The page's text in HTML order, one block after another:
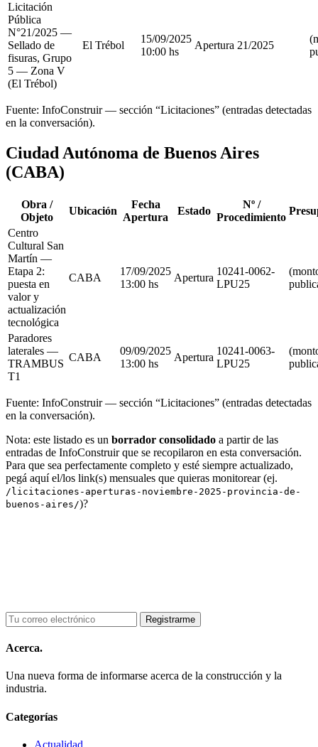
Licitación
Pública
N°21/2025 —
Sellado de
fisuras, Grupo
5 — Zona V
(El Trébol)
El Trébol
15/09/2025
10:00 hs
Apertura 21/2025
Fuente: InfoConstruir — sección “Licitaciones” (entradas detectadas
en la conversación).
Ciudad Autónoma de Buenos Aires
(CABA)
Obra /
Objeto
Ubicación
Fecha
Apertura
Estado
Nº /
Procedimiento
Centro
Cultural San
Martín —
Etapa 2:
puesta en
valor y
actualización
tecnológica
CABA
17/09/2025
13:00 hs
Apertura
10241-0062-
LPU25
Paradores
laterales —
TRAMBUS
T1
CABA
09/09/2025
13:00 hs
Apertura
10241-0063-
LPU25
Fuente: InfoConstruir — sección “Licitaciones” (entradas detectadas
en la conversación).
Nota: este listado es un borrador consolidado a partir de las
entradas de InfoConstruir que se recopilaron en esta conversación.
Para que sea perfectamente completo y esté siempre actualizado,
pegá aquí el/los link(s) mensuales que quieras monitorear (ej.
/licitaciones-aperturas-noviembre-2025-provincia-de-
buenos-aires/)?
Acerca.
Una nueva forma de informarse acerca de la construcción y la
industria.
Categorías
Actualidad